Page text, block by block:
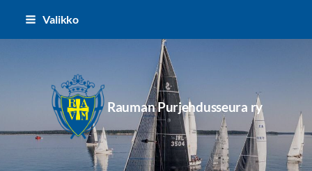
Siirry
Valikko
Rauman Purjehdusseura ry